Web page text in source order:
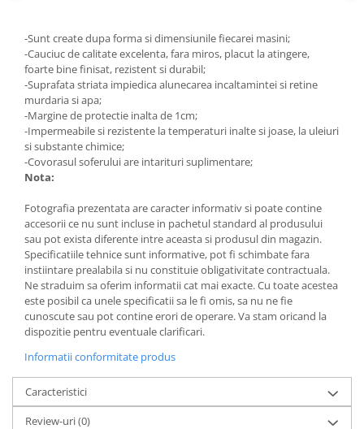
-Sunt create dupa forma si dimensiunile fiecarei masini;
-Cauciuc de calitate excelenta, fara miros, placut la atingere,
foarte bine finisat, rezistent si durabil;
-Suprafata striata impiedica alunecarea incaltamintei si retine
murdaria si apa;
-Margine de protectie inalta de 1cm;
-Impermeabile si rezistente la temperaturi inalte si joase, la uleiuri
si substante chimice;
-Covorasul soferului are intarituri suplimentare;
Nota:
Fotografia prezentata are caracter informativ si poate contine
accesorii ce nu sunt incluse in pachetul standard al produsului
sau pot exista diferente intre aceasta si produsul din magazin.
Specificatiile tehnice sunt informative, pot fi schimbate fara
instiintare prealabila si nu constituie obligativitate contractuala.
Ne straduim sa oferim informatii cat mai exacte. Cu toate acestea
este posibil ca unele specificatii sa le fi omis, sa nu ne fie
cunoscute sau pot contine erori de operare. Va stam oricand la
dispozitie pentru eventuale clarificari.
Informatii conformitate produs
Caracteristici
Review-uri(0)